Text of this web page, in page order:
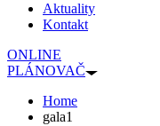
Aktuality
Kontakt
ONLINE
PLÁNOVAČ
Home
gala1